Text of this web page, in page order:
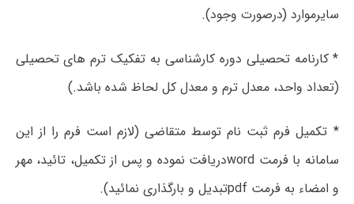
سایرموارد (درصورت وجود).
* کارنامه تحصیلی دوره کارشناسی به تفکیک ترم های تحصیلی
(تعداد واحد، معدل ترم و معدل کل لحاظ شده باشد.)
* تکمیل فرم ثبت نام توسط متقاضی (لازم است فرم را از این
سامانه با فرمت wordدریافت نموده و پس از تکمیل، تائید، مهر
و امضاء به فرمت pdfتبدیل و بارگذاری نمائید).